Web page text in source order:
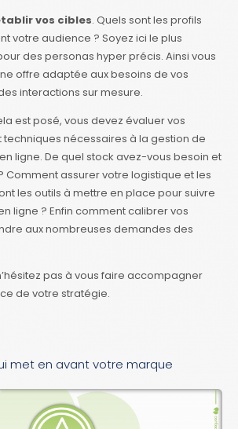
vos cibles. Quels sont les profils
votre audience ? Soyez ici le plus
des personas hyper précis. Ainsi vous
offre adaptée aux besoins de vos
interactions sur mesure.
est posé, vous devez évaluer vos
techniques nécessaires à la gestion de
ligne. De quel stock avez-vous besoin et
Comment assurer votre logistique et les
les outils à mettre en place pour suivre
ligne ? Enfin comment calibrer vos
aux nombreuses demandes des
pas à vous faire accompagner
de votre stratégie.
met en avant votre marque